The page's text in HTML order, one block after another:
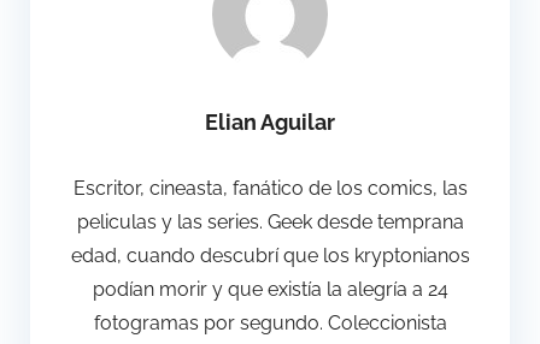
Elian Aguilar
Escritor, cineasta, fanático de los comics, las
peliculas y las series. Geek desde temprana
edad, cuando descubrí que los kryptonianos
podían morir y que existía la alegría a 24
fotogramas por segundo. Coleccionista